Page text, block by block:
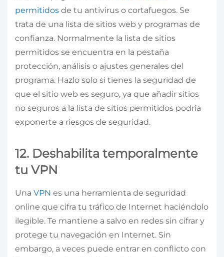
permitidos de tu antivirus o cortafuegos. Se
trata de una lista de sitios web y programas de
confianza. Normalmente la lista de sitios
permitidos se encuentra en la pestaña
protección, análisis o ajustes generales del
programa. Hazlo solo si tienes la seguridad de
que el sitio web es seguro, ya que añadir sitios
no seguros a la lista de sitios permitidos podría
exponerte a riesgos de seguridad.
12. Deshabilita temporalmente
tu VPN
Una VPN es una herramienta de seguridad
online que cifra tu tráfico de Internet haciéndolo
ilegible. Te mantiene a salvo en redes sin cifrar y
protege tu navegación en Internet. Sin
embargo, a veces puede entrar en conflicto con